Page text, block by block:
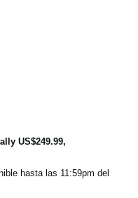
US$249.99,
hasta las 11:59pm del